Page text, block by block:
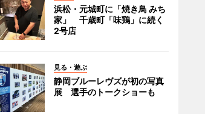
浜松・元城町に「焼き鳥 みち
家」 千歳町「味鶏」に続く
2号店
見る・遊ぶ
静岡ブルーレヴズが初の写真
展 選手のトークショーも